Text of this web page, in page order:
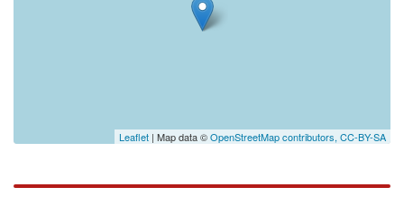
Leaflet | Map data ©OpenStreetMap contributors, CC-BY-SA